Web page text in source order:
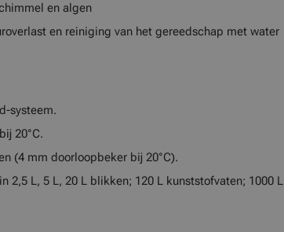
en algen
en reiniging van het gereedschap met water
systeem.
20°C.
(4 mm doorloopbeker bij 20°C).
2,5 L, 5 L, 20 L blikken; 120 L kunststofvaten; 1000 L